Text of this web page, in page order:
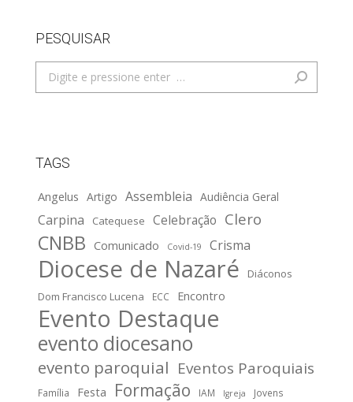
PESQUISAR
Search:
TAGS
Angelus Artigo Assembleia Audiência Geral
Carpina Catequese Celebração Clero
CNBB Comunicado Covid-19 Crisma
Diocese de Nazaré
Diáconos
Dom Francisco Lucena
ECC Encontro
Evento Destaque
evento diocesano
evento paroquial Eventos Paroquiais
Família Festa Formação IAM Igreja Jovens